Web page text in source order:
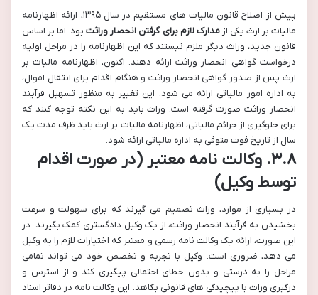
پیش از اصلاح قانون مالیات های مستقیم در سال ۱۳۹۵، ارائه اظهارنامه
مالیات بر ارث یکی ازمدارک لازم برای گرفتن انحصار وراثتبود. اما بر اساس
قانون جدید، وراث دیگر ملزم نیستند که این اظهارنامه را در مراحل اولیه
درخواست گواهی انحصار وراثت ارائه دهند. اکنون، اظهارنامه مالیات بر
ارث پس از صدور گواهی انحصار وراثت و هنگام اقدام برای انتقال اموال،
به اداره امور مالیاتی ارائه می شود. این تغییر به منظور تسهیل فرآیند
انحصار وراثت صورت گرفته است. وراث باید به این نکته توجه کنند که
برای جلوگیری از جرائم مالیاتی، اظهارنامه مالیات بر ارث باید ظرف مدت یک
سال از تاریخ فوت متوفی به اداره مالیاتی ارائه شود.
۳.۸. وکالت نامه معتبر (در صورت اقدام
توسط وکیل)
در بسیاری از موارد، وراث تصمیم می گیرند که برای سهولت و سرعت
بخشیدن به فرآیند انحصار وراثت، از یک وکیل دادگستری کمک بگیرند. در
این صورت، ارائه یک وکالت نامه رسمی و معتبر که اختیارات لازم را به وکیل
می دهد، ضروری است. وکیل با تجربه و تخصص خود می تواند تمامی
مراحل را به درستی و بدون خطای احتمالی پیگیری کند و از استرس و
درگیری وراث با پیچیدگی های قانونی بکاهد. این وکالت نامه در دفاتر اسناد